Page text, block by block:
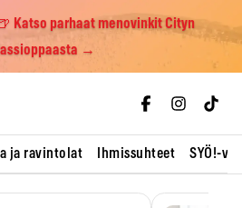
Katso parhaat menovinkit Cityn
→
ja ravintolat Ihmissuhteet SYÖ!-